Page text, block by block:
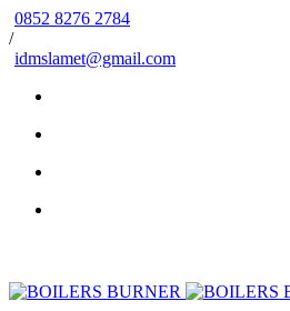
0852 8276 2784
/
idmslamet@gmail.com